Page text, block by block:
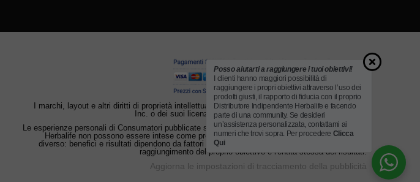
I marchi, layout e altri diritti di proprietà intellettuale sono di proprietà di Herbalife International,
Inc. o dei suoi licenziatari. Utilizzato con il permesso di Herbalife.
Le esperienze personali di Consumatori pubblicate su hlifeshop.eu e/o le affermazioni sui prodotti
Herbalife non possono essere intese come promessa assoluta di risultato. Ogni individuo è
diverso: benefici e risultati dipendono da fattori personali che rendono soggettivi i tempi per il
raggiungimento del proprio obiettivo e l'entità stessa dei risultati.
Aggiorna le impostazioni di tracciamento della pubblicità
Posso aiutarti a raggiungere i tuoi obiettivi!
I clienti hanno maggiori possibilità di
raggiungere i propri obiettivi attraverso l’uso dei
prodotti giusti, il rapporto di fiducia con il proprio
Distributore Indipendente Herbalife e facendo
parte di una community. Se desideri
un’assistenza personalizzata, contattami ai
numeri che trovi sopra. Per procedere Clicca
Qui